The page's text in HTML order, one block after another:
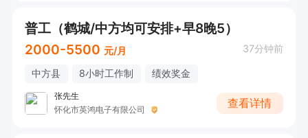
普工（鹤城/中方均可安排+早8晚5）
2000-5500 元/月 37分钟前
中方县 8小时工作制 绩效奖金
张先生
怀化市英鸿电子有限公司
查看详情